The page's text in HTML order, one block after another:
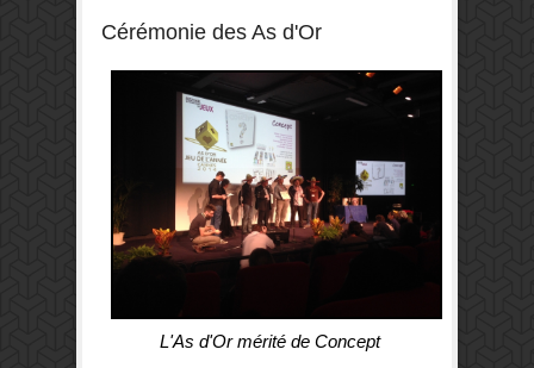
Cérémonie des As d'Or
L'As d'Or mérité de Concept